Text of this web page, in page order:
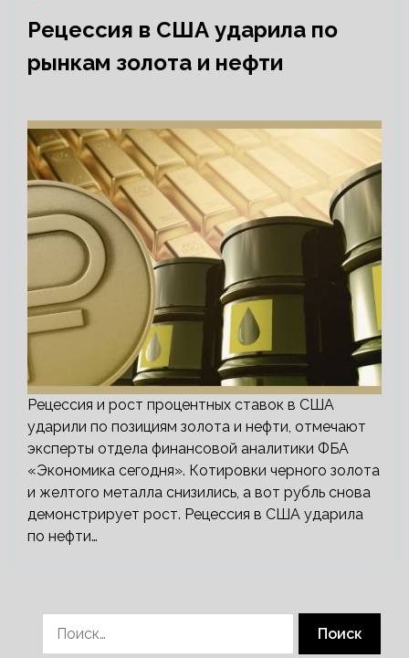
Рецессия в США ударила по
рынкам золота и нефти
Рецессия и рост процентных ставок в США
ударили по позициям золота и нефти, отмечают
эксперты отдела финансовой аналитики ФБА
«Экономика сегодня». Котировки черного золота
и желтого металла снизились, а вот рубль снова
демонстрирует рост. Рецессия в США ударила
по нефти…